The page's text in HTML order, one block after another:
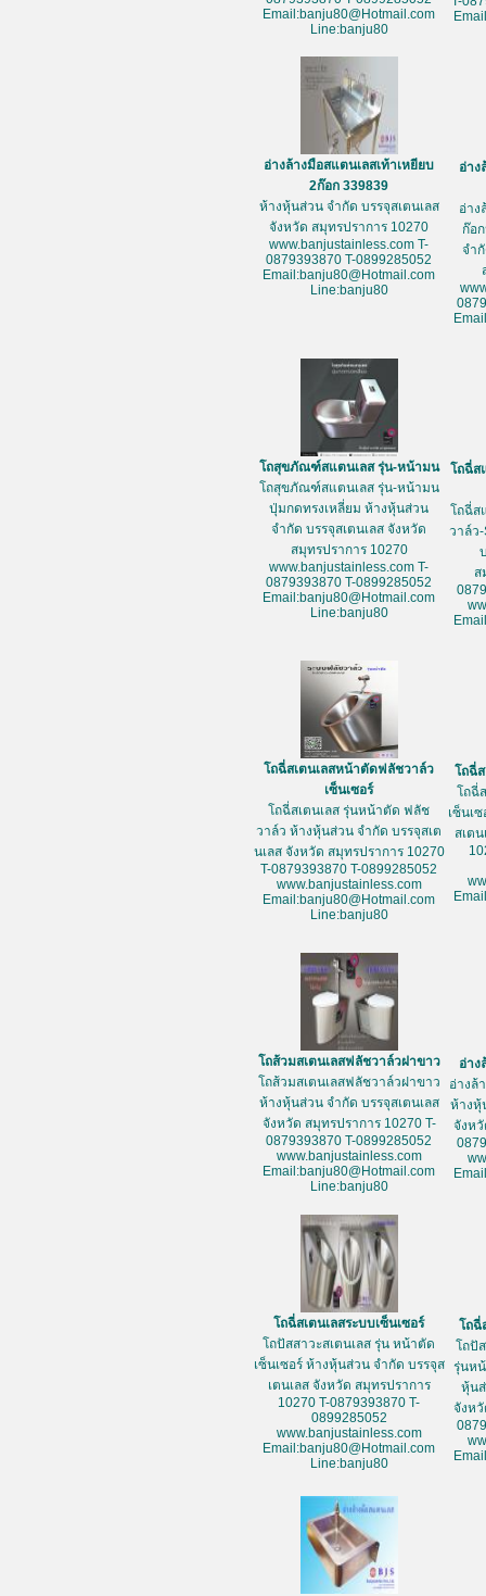
Email:banju80@Hotmail.com
Line:banju80
อ่างล้างมือสแตนเลสเท้าเหยียบ
2ก๊อก 339839
ห้างหุ้นส่วน จำกัด บรรจุสเตนเลส
จังหวัด สมุทรปราการ 10270
www.banjustainless.com T-
0879393870 T-0899285052
Email:banju80@Hotmail.com
Line:banju80
อ่าง
อ่าง
ก๊อ
จำ
โถสุขภัณฑ์สแตนเลส รุ่น-หน้ามน
โถสุขภัณฑ์สแตนเลส รุ่น-หน้ามน
ปุ่มกดทรงเหลี่ยม ห้างหุ้นส่วน
จำกัด บรรจุสเตนเลส จังหวัด
สมุทรปราการ 10270
www.banjustainless.com T-
0879393870 T-0899285052
Email:banju80@Hotmail.com
Line:banju80
โถฉี่ส
โถฉี่ส
วาล์ว
ส
โถฉี่สเตนเลสหน้าตัดฟลัชวาล์ว
เซ็นเซอร์
โถฉี่สเตนเลส รุ่นหน้าตัด ฟลัช
วาล์ว ห้างหุ้นส่วน จำกัด บรรจุสเต
นเลส จังหวัด สมุทรปราการ 10270
T-0879393870 T-0899285052
www.banjustainless.com
Email:banju80@Hotmail.com
Line:banju80
โถฉี่
โถฉี่
เซ็นเ
สเต
โถส้วมสเตนเลสฟลัชวาล์วฝาขาว
โถส้วมสเตนเลสฟลัชวาล์วฝาขาว
ห้างหุ้นส่วน จำกัด บรรจุสเตนเลส
จังหวัด สมุทรปราการ 10270 T-
0879393870 T-0899285052
www.banjustainless.com
Email:banju80@Hotmail.com
Line:banju80
อ่าง
อ่างล้
ห้างหุ้
จังห
โถฉี่สเตนเลสระบบเซ็นเซอร์
โถปัสสาวะสเตนเลส รุ่น หน้าตัด
เซ็นเซอร์ ห้างหุ้นส่วน จำกัด บรรจุส
เตนเลส จังหวัด สมุทรปราการ
10270 T-0879393870 T-
0899285052
www.banjustainless.com
Email:banju80@Hotmail.com
Line:banju80
โถฉี่
โถปั
รุ่นห
หุ้น
จังห